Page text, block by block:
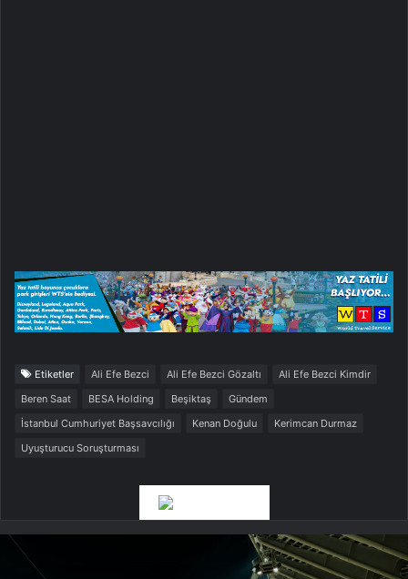
Etiketler Ali Efe Bezci Ali Efe Bezci Gözaltı
Ali Efe Bezci Kimdir
Beren Saat
BESA Holding Beşiktaş
Gündem
İstanbul Cumhuriyet Başsavcılığı
Kenan Doğulu
Kerimcan Durmaz
Uyuşturucu Soruşturması